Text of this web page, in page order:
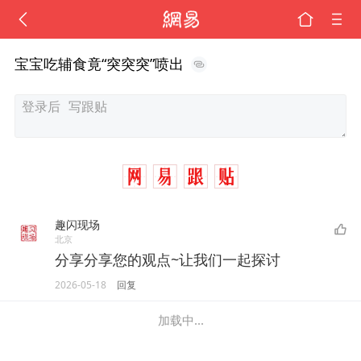
宝宝吃辅食竟“突突突”喷出
趣闪现场
北京
分享分享您的观点~让我们一起探讨
2026-05-18 回复
加载中...